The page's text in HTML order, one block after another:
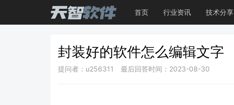
首页 行业资讯 技术分享
封装好的软件怎么编辑文字
提问者：u256311 最后回答时间：2023-08-30